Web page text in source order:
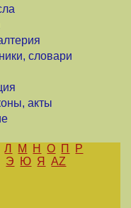
словари
акты
Л М Н О П
Р
Э Ю Я AZ